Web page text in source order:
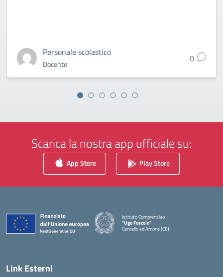
Personale scolastico
Docente 0
Scarica la nostra app ufficiale su:
App Store Play Store
Istituto Comprensivo
"Ugo Foscolo"
Cancello ed Arnone (CE)
Link Esterni